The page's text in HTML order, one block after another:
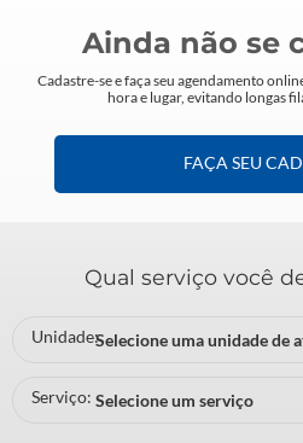
Ainda não se
Cadastre-se e faça seu agendamento
hora e lugar, evitando longas
FAÇA SEU
Qual serviço você
Unidade:
Serviço: